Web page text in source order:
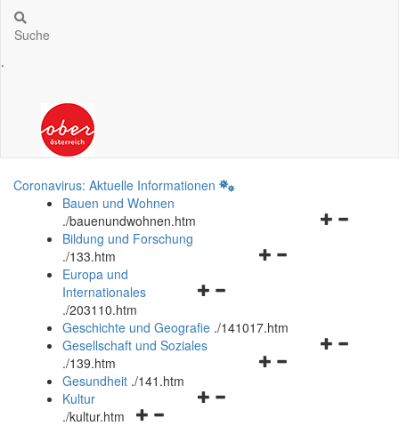
Suche
.
Coronavirus: Aktuelle Informationen
Bauen und Wohnen
./bauenundwohnen.htm
Navigationsmenü
Bildung und Forschung
./133.htm
Navigationsmenü
und
schließen
Europa und
Internationales
./203110.htm
Geschichte und Geografie ./141017.htm
Navigationsmenü
Gesellschaft und Soziales
./139.htm
Navigationsmenü
Gesundheit ./141.htm
Navigationsmenü
Kultur
./kultur.htm